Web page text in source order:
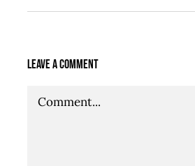
Leave A Comment
Comment